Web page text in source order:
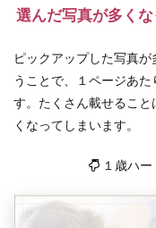
選んだ写真が多く
ピックアップした写真
うことで、１ページあ
す。たくさん載せるこ
くなってしまいます。
１歳ハ